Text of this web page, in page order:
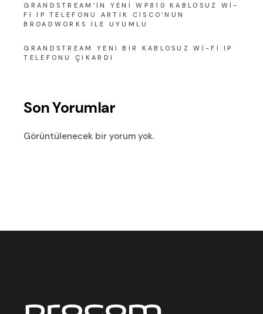
GRANDSTREAM’IN YENI WP810 KABLOSUZ WI-
FI IP TELEFONU ARTIK CISCO’NUN
BROADWORKS ILE UYUMLU
GRANDSTREAM YENI BIR KABLOSUZ WI-FI IP
TELEFONU ÇIKARDI
Son Yorumlar
Görüntülenecek bir yorum yok.